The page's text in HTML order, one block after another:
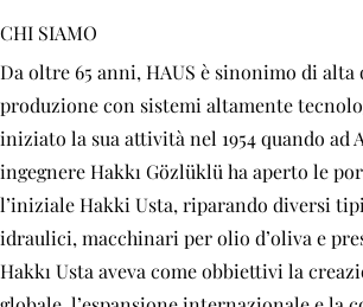
CHI SIAMO
Da oltre 65 anni, HAUS è sinonimo di
produzione con sistemi altamente
iniziato la sua attività nel 1954 quando ad
ingegnere Hakkı Gözlüklü ha aperto le
l’iniziale Hakki Usta, riparando diversi
idraulici, macchinari per olio d’oliva e
Hakkı Usta aveva come obbiettivi la